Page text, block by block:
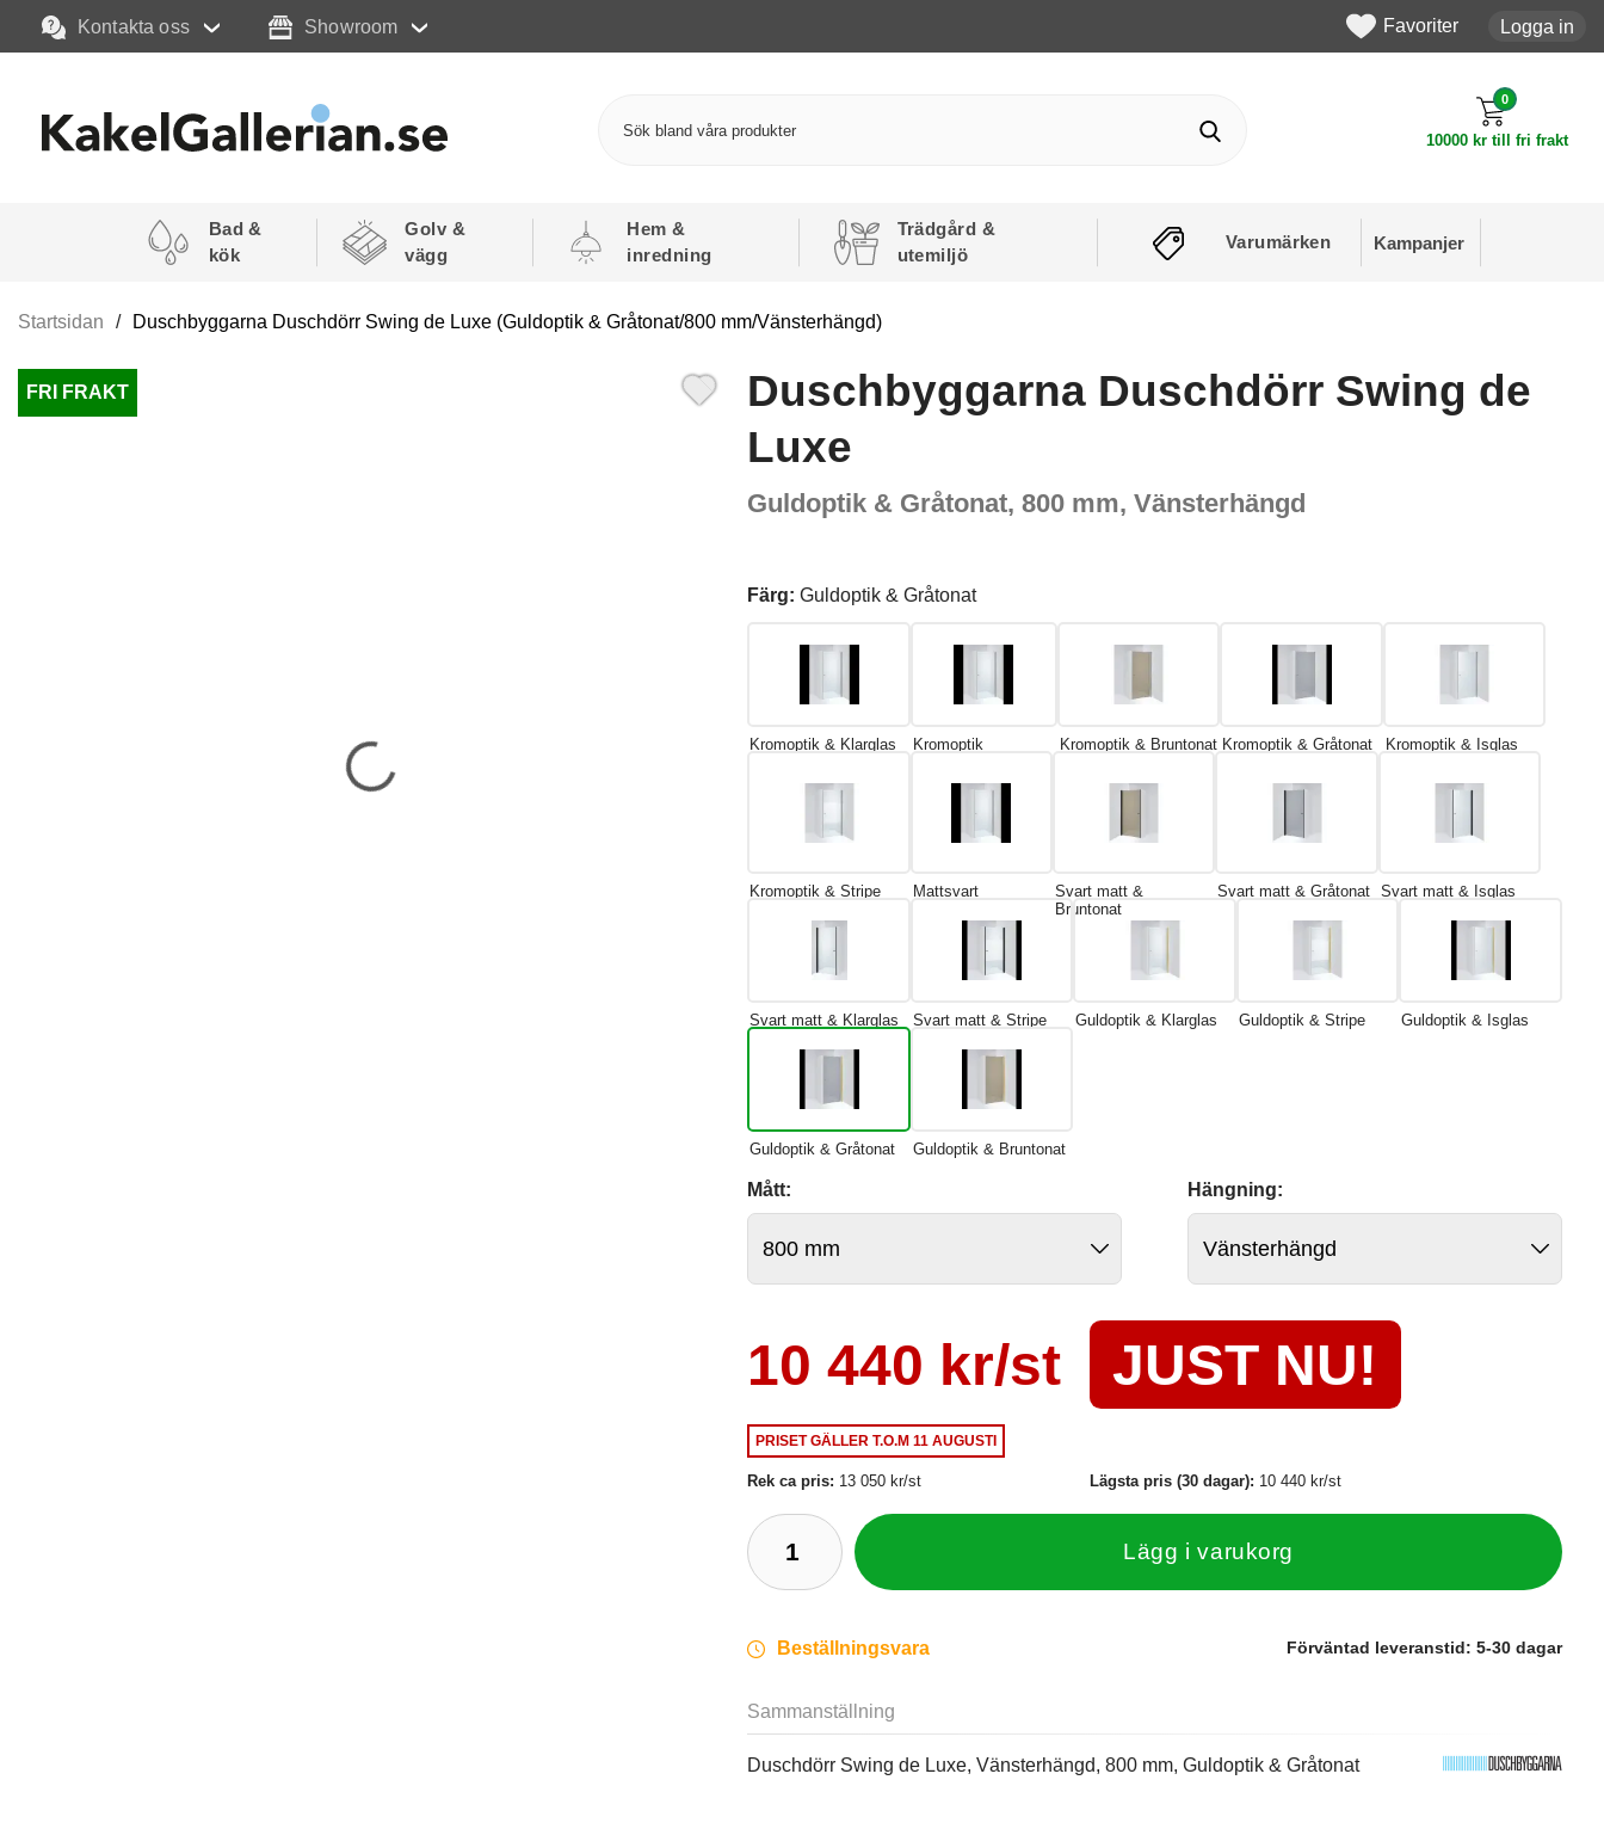
Kontakta oss Showroom Favoriter Logga in
0
10000 kr till fri frakt
Bad &
kök
Golv &
vägg
Hem &
inredning
Trädgård &
utemiljö
Varumärken Kampanjer
Startsidan Duschbyggarna Duschdörr Swing de Luxe (Guldoptik & Gråtonat/800 mm/Vänsterhängd)
FRI FRAKT
Duschbyggarna Duschdörr Swing de
Luxe
Guldoptik & Gråtonat, 800 mm, Vänsterhängd
Färg: Guldoptik & Gråtonat
Kromoptik & Klarglas Kromoptik Kromoptik & Bruntonat Kromoptik & Gråtonat Kromoptik & Isglas
Kromoptik & Stripe Mattsvart
Svart matt &
Bruntonat
Svart matt & Gråtonat Svart matt & Isglas
Svart matt & Klarglas Svart matt & Stripe Guldoptik & Klarglas Guldoptik & Stripe Guldoptik & Isglas
Guldoptik & Gråtonat Guldoptik & Bruntonat
Mått: Hängning:
10 440 kr/st JUST NU!
PRISET GÄLLERT.O.M 11 AUGUSTI
Rek ca pris: 13 050 kr/st Lägsta pris (30 dagar): 10 440 kr/st
Lägg i varukorg
Beställningsvara Förväntad leveranstid: 5-30 dagar
Sammanställning
Duschdörr Swing de Luxe, Vänsterhängd, 800 mm, Guldoptik & Gråtonat